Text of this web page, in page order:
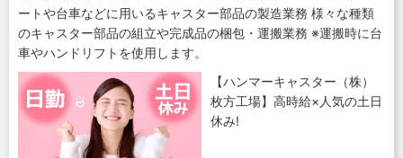
ートや台車などに用いるキャスター部品の製造業務 様々な種類
のキャスター部品の組立や完成品の梱包・運搬業務 ※運搬時に台
車やハンドリフトを使用します。
【ハンマーキャスター（株）
枚方工場】高時給×人気の土日
休み!